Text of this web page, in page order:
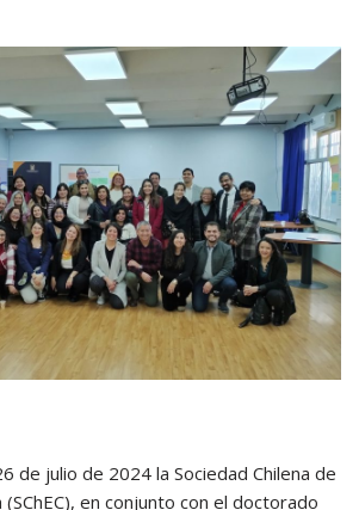
de julio de 2024 la Sociedad Chilena de
(SChEC), en conjunto con el doctorado